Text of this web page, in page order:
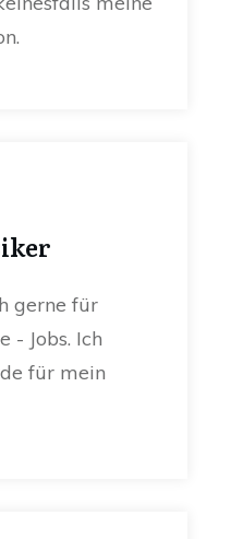
gerne für
- Jobs. Ich
für mein